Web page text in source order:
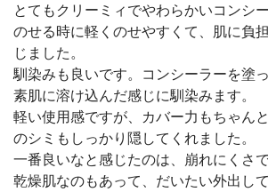
とてもクリーミィでやわらかいコンシ
のせる時に軽くのせやすくて、肌に負
じました。
馴染みも良いです。コンシーラーを塗
素肌に溶け込んだ感じに馴染みます。
軽い使用感ですが、カバー力もちゃん
のシミもしっかり隠してくれました。
一番良いなと感じたのは、崩れにくさで
乾燥肌なのもあって、だいたい外出し